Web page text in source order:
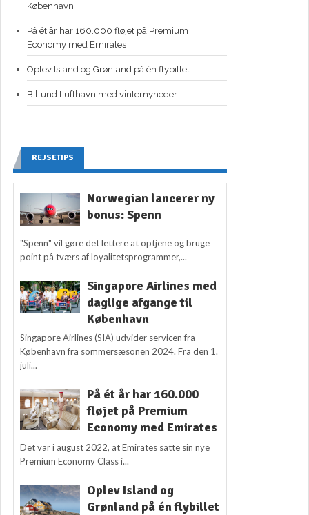
København
På ét år har 160.000 fløjet på Premium
Economy med Emirates
Oplev Island og Grønland på én flybillet
Billund Lufthavn med vinternyheder
REJSETIPS
Norwegian lancerer ny
bonus: Spenn
"Spenn" vil gøre det lettere at optjene og bruge
point på tværs af loyalitetsprogrammer,...
Singapore Airlines med
daglige afgange til
København
Singapore Airlines (SIA) udvider servicen fra
København fra sommersæsonen 2024. Fra den 1.
juli...
På ét år har 160.000
fløjet på Premium
Economy med Emirates
Det var i august 2022, at Emirates satte sin nye
Premium Economy Class i...
Oplev Island og
Grønland på én flybillet